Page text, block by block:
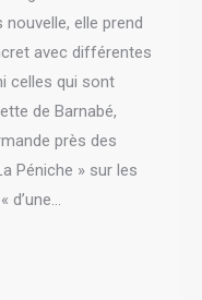
nouvelle, elle prend
avec différentes
celles qui sont
de Barnabé,
près des
Péniche » sur les
d’une…